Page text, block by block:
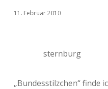
11. Februar 2010
sternburg
„Bundesstilzchen“ finde